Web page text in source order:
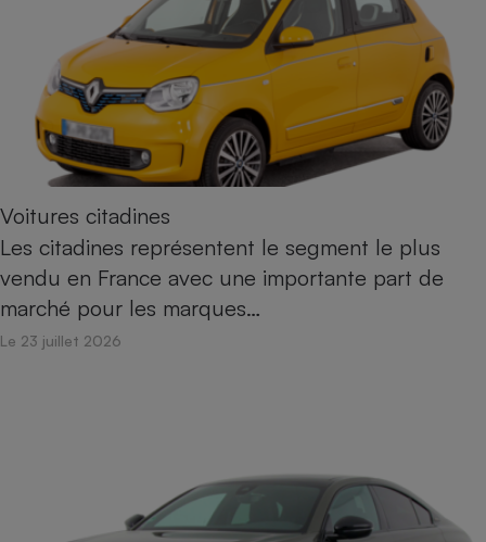
Voitures citadines
Les citadines représentent le segment le plus
vendu en France avec une importante part de
marché pour les marques…
Le 23 juillet 2026
Climatiseur -
Ventilateur
Cafetière à expressos
Robot ménager
Antivirus